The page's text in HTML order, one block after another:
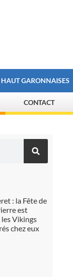
HAUT GARONNAISES
CONTACT
: la Fête de
est
Vikings
chez eux